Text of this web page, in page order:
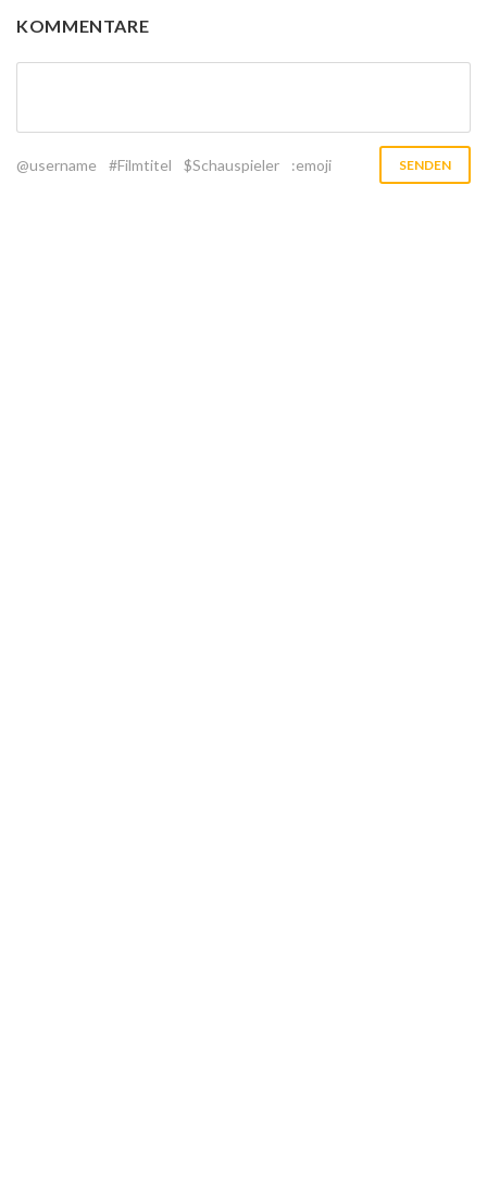
KOMMENTARE
@username #Filmtitel $Schauspieler :emoji